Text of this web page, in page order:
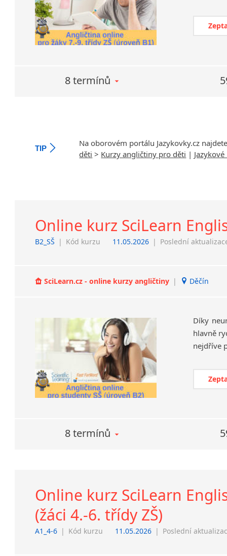
8 termínů
TIP
Na oborovém portálu Jazykovky.cz
děti > Kurzy angličtiny pro děti |
Online kurz SciLearn
B2_SŠ | Kód kurzu 11.05.2026 | Poslední
SciLearn.cz - online kurzy angličtiny | Děčín
Díky
hlavně
8 termínů
Online kurz SciLearn
(žáci 4.-6. třídy ZŠ)
A1_4-6 | Kód kurzu 11.05.2026 | Poslední